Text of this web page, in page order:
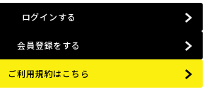
ログインする
会員登録をする
ご利用規約はこちら